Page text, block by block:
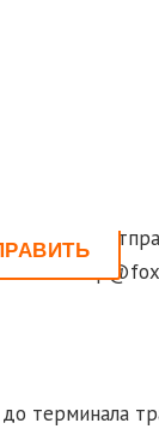
Или
терминала